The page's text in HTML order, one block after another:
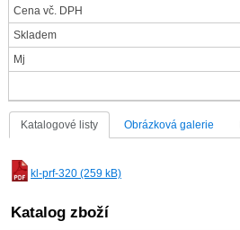
Cena vč. DPH
Skladem
Mj
Katalogové listy Obrázková galerie
kl-prf-320 (259 kB)
Katalog zboží